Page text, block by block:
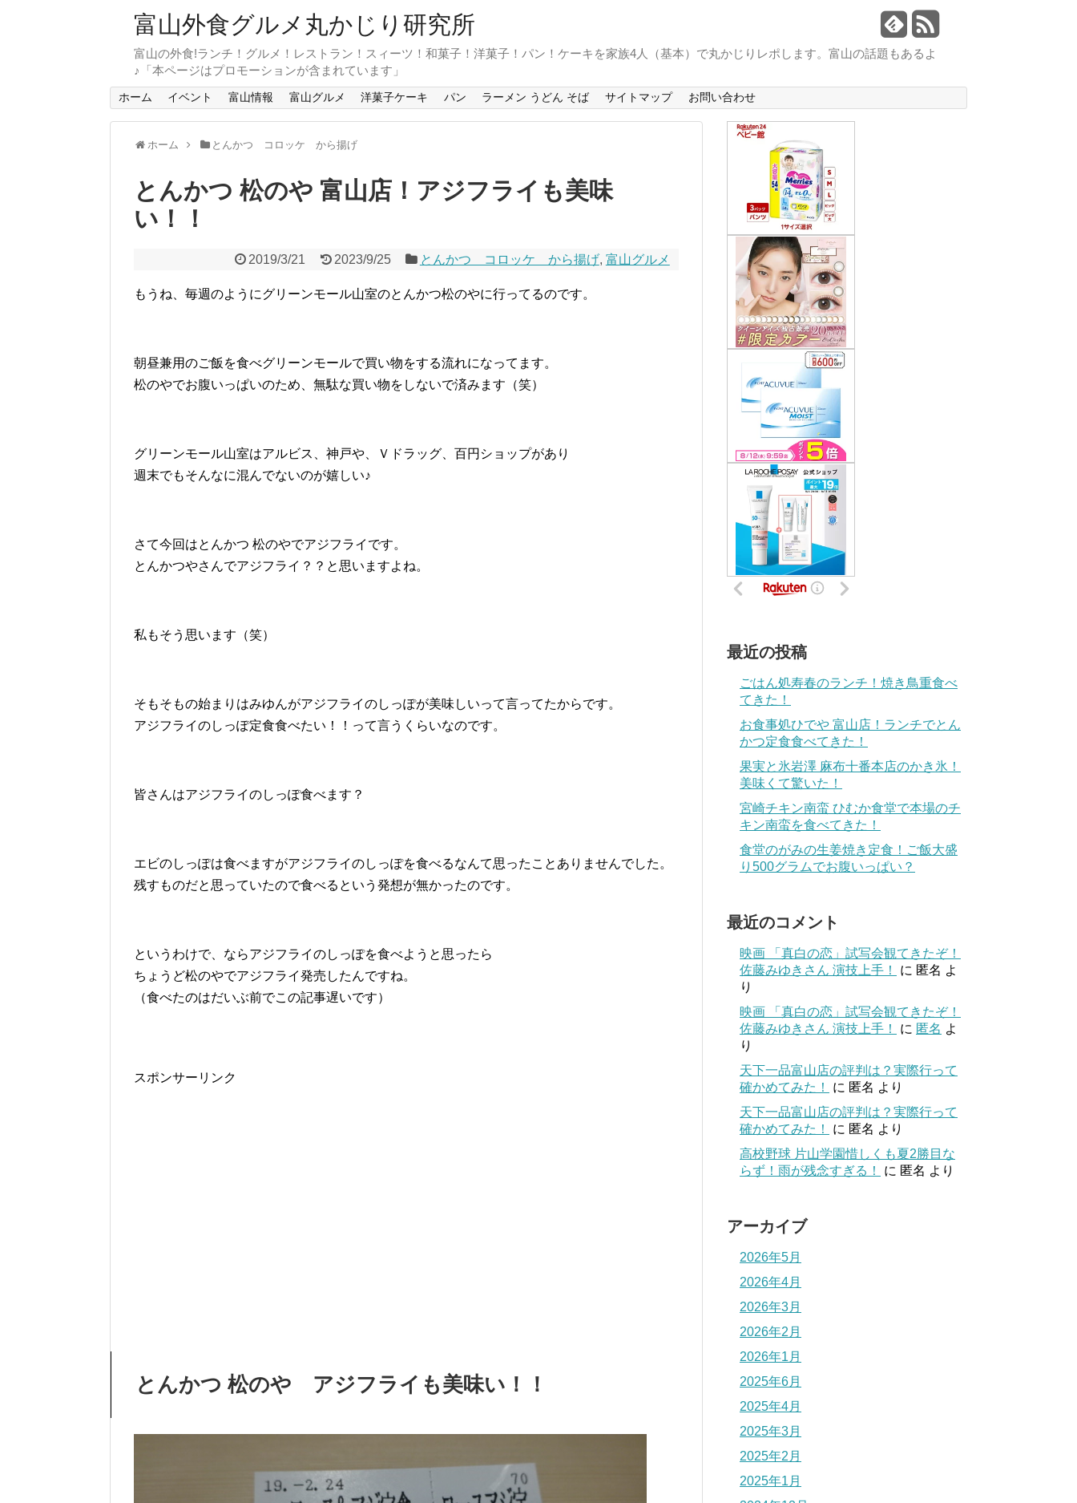
富山外食グルメ丸かじり研究所
富山の外食!ランチ！グルメ！レストラン！スィーツ！和菓子！洋菓子！パン！ケーキを家族4人（基本）で丸かじりレポします。富山の話題もあるよ
♪「本ページはプロモーションが含まれています」
ホーム イベント 富山情報 富山グルメ 洋菓子ケーキ パン ラーメン うどん そば サイトマップ お問い合わせ
ホーム とんかつ コロッケ から揚げ
とんかつ 松のや 富山店！アジフライも美味
い！！
2019/3/21 2023/9/25 とんかつ コロッケ から揚げ, 富山グルメ
もうね、毎週のようにグリーンモール山室のとんかつ松のやに行ってるのです。
朝昼兼用のご飯を食べグリーンモールで買い物をする流れになってます。
松のやでお腹いっぱいのため、無駄な買い物をしないで済みます（笑）
グリーンモール山室はアルビス、神戸や、Ｖドラッグ、百円ショップがあり
週末でもそんなに混んでないのが嬉しい♪
さて今回はとんかつ 松のやでアジフライです。
とんかつやさんでアジフライ？？と思いますよね。
私もそう思います（笑）
そもそもの始まりはみゆんがアジフライのしっぽが美味しいって言ってたからです。
アジフライのしっぽ定食食べたい！！って言うくらいなのです。
皆さんはアジフライのしっぽ食べます？
エビのしっぽは食べますがアジフライのしっぽを食べるなんて思ったことありませんでした。
残すものだと思っていたので食べるという発想が無かったのです。
というわけで、ならアジフライのしっぽを食べようと思ったら
ちょうど松のやでアジフライ発売したんですね。
（食べたのはだいぶ前でこの記事遅いです）
スポンサーリンク
とんかつ 松のや アジフライも美味い！！
最近の投稿
ごはん処寿春のランチ！焼き鳥重食べ
てきた！
お食事処ひでや 富山店！ランチでとん
かつ定食食べてきた！
果実と氷岩澤 麻布十番本店のかき氷！
美味くて驚いた！
宮崎チキン南蛮 ひむか食堂で本場のチ
キン南蛮を食べてきた！
食堂のがみの生姜焼き定食！ご飯大盛
り500グラムでお腹いっぱい？
最近のコメント
映画 「真白の恋」試写会観てきたぞ！
佐藤みゆきさん 演技上手！
に 匿名 よ
り
映画 「真白の恋」試写会観てきたぞ！
佐藤みゆきさん 演技上手！
に 匿名 よ
り
天下一品富山店の評判は？実際行って
確かめてみた！
に 匿名 より
天下一品富山店の評判は？実際行って
確かめてみた！
に 匿名 より
高校野球 片山学園惜しくも夏2勝目な
らず！雨が残念すぎる！
に 匿名 より
アーカイブ
2026年5月
2026年4月
2026年3月
2026年2月
2026年1月
2025年6月
2025年4月
2025年3月
2025年2月
2025年1月